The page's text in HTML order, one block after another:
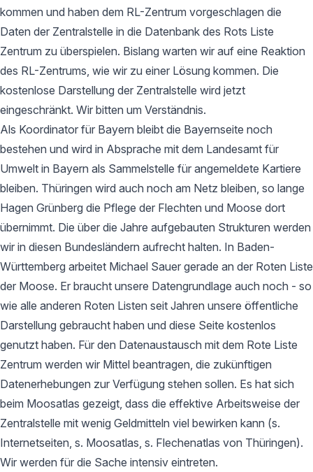
kommen und haben dem RL-Zentrum vorgeschlagen die
Daten der Zentralstelle in die Datenbank des Rots Liste
Zentrum zu überspielen. Bislang warten wir auf eine Reaktion
des RL-Zentrums, wie wir zu einer Lösung kommen. Die
kostenlose Darstellung der Zentralstelle wird jetzt
eingeschränkt. Wir bitten um Verständnis.
Als Koordinator für Bayern bleibt die Bayernseite noch
bestehen und wird in Absprache mit dem Landesamt für
Umwelt in Bayern als Sammelstelle für angemeldete Kartiere
bleiben. Thüringen wird auch noch am Netz bleiben, so lange
Hagen Grünberg die Pflege der Flechten und Moose dort
übernimmt. Die über die Jahre aufgebauten Strukturen werden
wir in diesen Bundesländern aufrecht halten. In Baden-
Württemberg arbeitet Michael Sauer gerade an der Roten Liste
der Moose. Er braucht unsere Datengrundlage auch noch - so
wie alle anderen Roten Listen seit Jahren unsere öffentliche
Darstellung gebraucht haben und diese Seite kostenlos
genutzt haben. Für den Datenaustausch mit dem Rote Liste
Zentrum werden wir Mittel beantragen, die zukünftigen
Datenerhebungen zur Verfügung stehen sollen. Es hat sich
beim Moosatlas gezeigt, dass die effektive Arbeitsweise der
Zentralstelle mit wenig Geldmitteln viel bewirken kann (s.
Internetseiten, s. Moosatlas, s. Flechenatlas von Thüringen).
Wir werden für die Sache intensiv eintreten.